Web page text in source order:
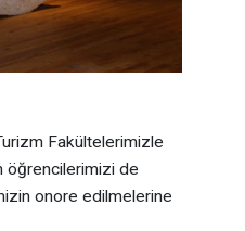
Fakültelerimizle
öğrencilerimizi de
onore edilmelerine